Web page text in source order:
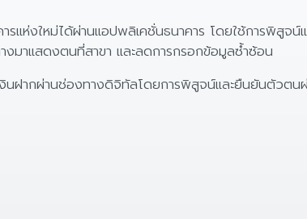
แห่งใหม่ได้ผ่านแอปพลิเคชั่นธนาคาร โดยใช้การพิสูจน์
มาแสดงตนที่สาขา และลดการกรอกข้อมูลซ้ำซ้อน
ฝากผ่านช่องทางดิจิทัลโดยการพิสูจน์และยืนยันตัวตน